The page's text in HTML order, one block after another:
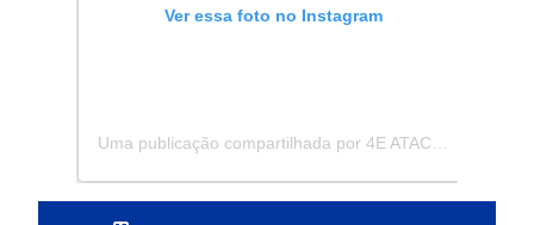
Ver essa foto no Instagram